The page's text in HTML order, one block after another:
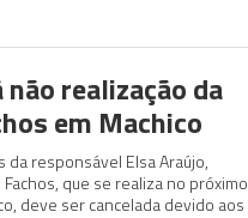
realização da
em Machico
da responsável Elsa Araújo,
que se realiza no próximo
deve ser cancelada devido aos